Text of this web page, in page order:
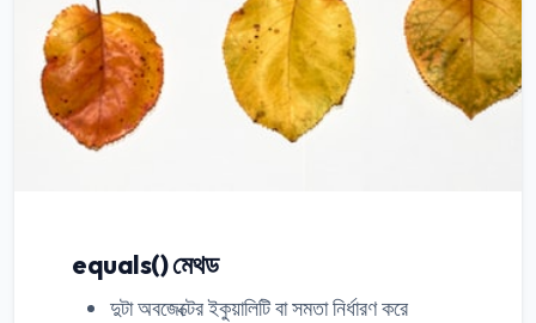
equals() মেথড
দুটা অবজেক্টের ইকুয়ালিটি বা সমতা নির্ধারণ করে